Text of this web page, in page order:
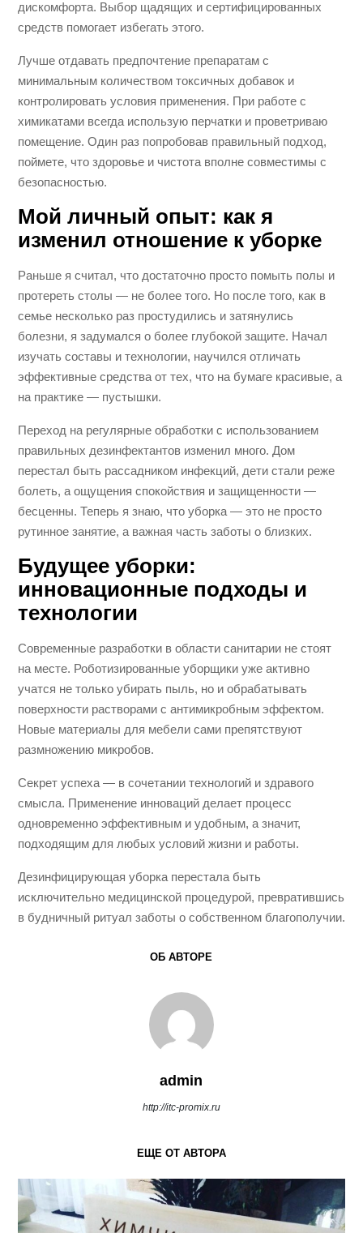
дискомфорта. Выбор щадящих и сертифицированных
средств помогает избегать этого.
Лучше отдавать предпочтение препаратам с
минимальным количеством токсичных добавок и
контролировать условия применения. При работе с
химикатами всегда использую перчатки и проветриваю
помещение. Один раз попробовав правильный подход,
поймете, что здоровье и чистота вполне совместимы с
безопасностью.
Мой личный опыт: как я
изменил отношение к уборке
Раньше я считал, что достаточно просто помыть полы и
протереть столы — не более того. Но после того, как в
семье несколько раз простудились и затянулись
болезни, я задумался о более глубокой защите. Начал
изучать составы и технологии, научился отличать
эффективные средства от тех, что на бумаге красивые, а
на практике — пустышки.
Переход на регулярные обработки с использованием
правильных дезинфектантов изменил много. Дом
перестал быть рассадником инфекций, дети стали реже
болеть, а ощущения спокойствия и защищенности —
бесценны. Теперь я знаю, что уборка — это не просто
рутинное занятие, а важная часть заботы о близких.
Будущее уборки:
инновационные подходы и
технологии
Современные разработки в области санитарии не стоят
на месте. Роботизированные уборщики уже активно
учатся не только убирать пыль, но и обрабатывать
поверхности растворами с антимикробным эффектом.
Новые материалы для мебели сами препятствуют
размножению микробов.
Секрет успеха — в сочетании технологий и здравого
смысла. Применение инноваций делает процесс
одновременно эффективным и удобным, а значит,
подходящим для любых условий жизни и работы.
Дезинфицирующая уборка перестала быть
исключительно медицинской процедурой, превратившись
в будничный ритуал заботы о собственном благополучии.
ОБ АВТОРЕ
admin
http://itc-promix.ru
ЕЩЕ ОТ АВТОРА